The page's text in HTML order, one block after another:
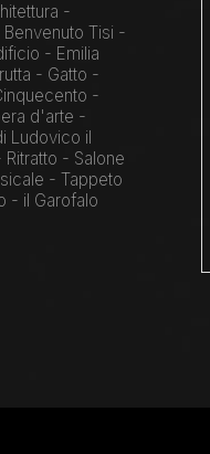
-
Tisi -
- Emilia
- Gatto -
-
d'arte -
Ludovico il
- Salone
- Tappeto
- il Garofalo